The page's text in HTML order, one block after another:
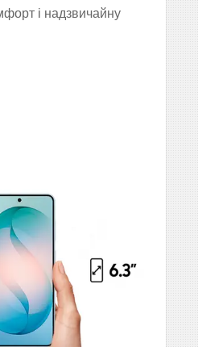
і надзвичайну